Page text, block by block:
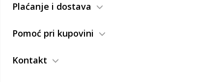
Plaćanje i dostava
Pomoć pri kupovini
Kontakt